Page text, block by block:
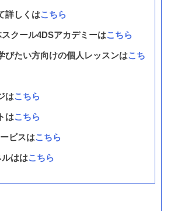
詳しくはこちら
クール4DSアカデミーはこちら
びたい方向けの個人レッスンはこち
はこちら
はこちら
ビスはこちら
ははこちら